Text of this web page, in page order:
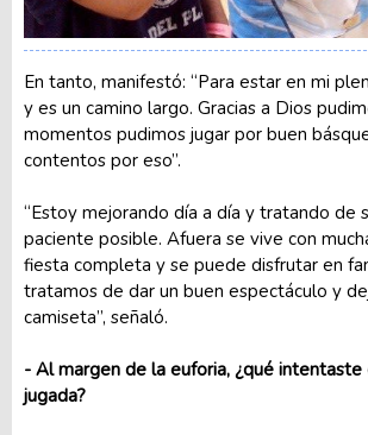
En tanto, manifestó: “Para estar en mi
y es un camino largo. Gracias a Dios
momentos pudimos jugar por buen
contentos por eso”.
“Estoy mejorando día a día y tratando de
paciente posible. Afuera se vive con
fiesta completa y se puede disfrutar en
tratamos de dar un buen espectáculo y
camiseta”, señaló.
- Al margen de la euforia, ¿qué intentaste
jugada?